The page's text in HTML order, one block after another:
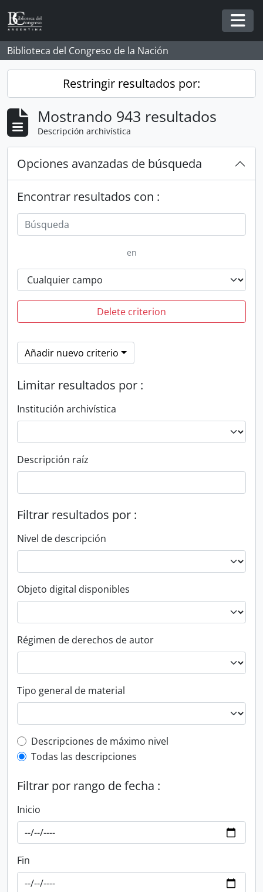
Skip to main content
Biblioteca del Congreso de la Nación
Restringir resultados por:
Mostrando 943 resultados
Descripción archivística
Opciones avanzadas de búsqueda
Encontrar resultados con :
en
Delete criterion
Añadir nuevo criterio
Limitar resultados por :
Institución archivística
Descripción raíz
Filtrar resultados por :
Nivel de descripción
Objeto digital disponibles
Régimen de derechos de autor
Tipo general de material
Top-level description filter
Descripciones de máximo nivel
Todas las descripciones
Filtrar por rango de fecha :
Inicio
Fin